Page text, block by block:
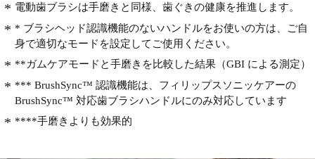
電動歯ブラシは手磨きと同様、歯ぐきの健康を推進します。
* ブラシヘッド認識機能のないハンドルをお使いの方は、ご自
身で適切なモードを設定してご使用ください。
**ガムケアモードと手磨きを比較した結果（GBI による測定）
*** BrushSync™ 認識機能は、フィリップスソニッケアーの
BrushSync™ 対応歯ブラシハンドルにのみ対応しています
****手磨きよりも効果的